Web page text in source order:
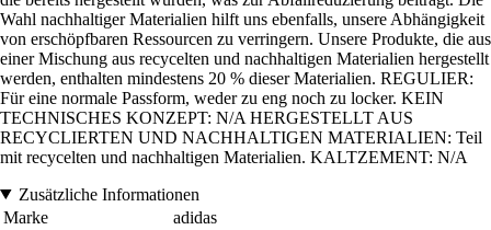
Wahl nachhaltiger Materialien hilft uns ebenfalls, unsere Abhängigkeit
von erschöpfbaren Ressourcen zu verringern. Unsere Produkte, die aus
einer Mischung aus recycelten und nachhaltigen Materialien hergestellt
werden, enthalten mindestens 20 % dieser Materialien. REGULIER:
Für eine normale Passform, weder zu eng noch zu locker. KEIN
TECHNISCHES KONZEPT: N/A HERGESTELLT AUS
RECYCLIERTEN UND NACHHALTIGEN MATERIALIEN: Teil
mit recycelten und nachhaltigen Materialien. KALTZEMENT: N/A
Zusätzliche Informationen
Marke
adidas